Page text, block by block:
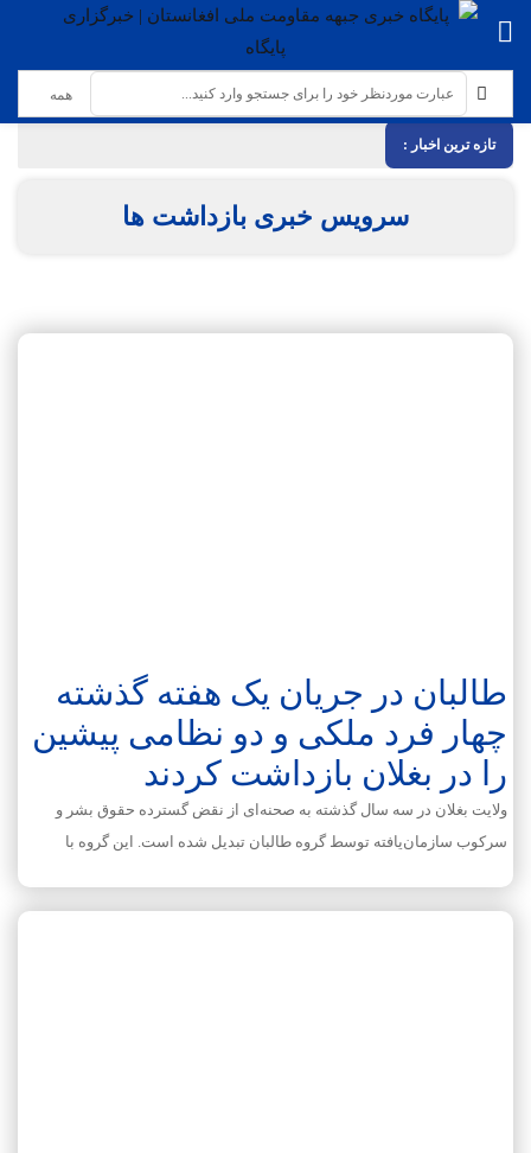
تازه ترین اخبار :
سرویس خبری بازداشت ها
طالبان در جریان یک هفته گذشته
چهار فرد ملکی و دو نظامی پیشین
را در بغلان بازداشت کردند
ولایت بغلان در سه سال گذشته به صحنه‌ای از نقض گسترده حقوق بشر و
سرکوب سازمان‌یافته توسط گروه طالبان تبدیل شده است. این گروه با